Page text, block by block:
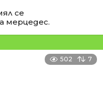
се
мерцедес.
502 7